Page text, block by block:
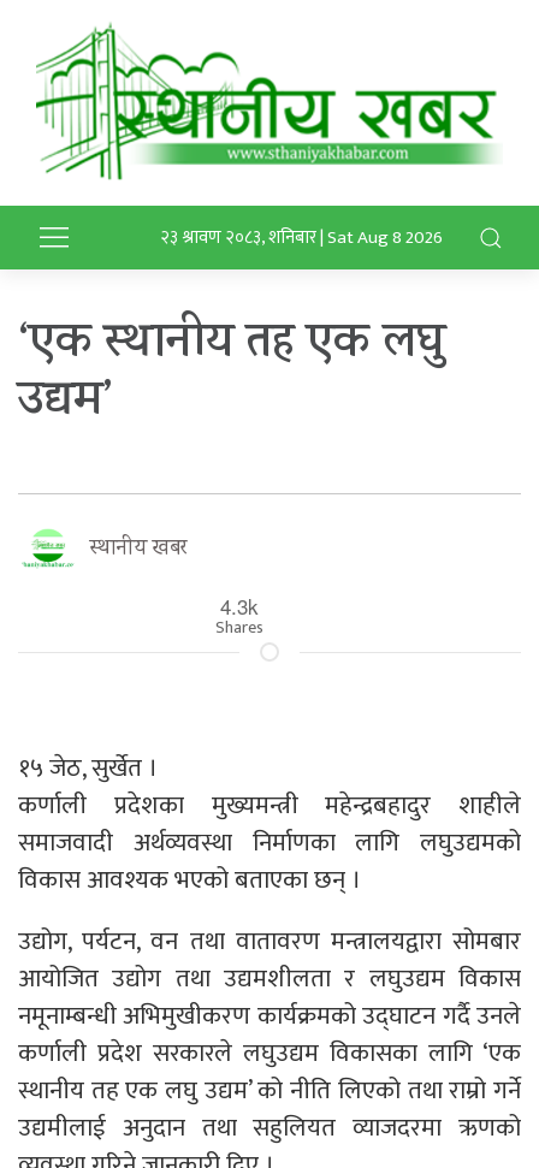
२३ श्रावण २०८३, शनिबार | Sat Aug 8 2026
‘एक स्थानीय तह एक लघु
उद्यम’
स्थानीय खबर
4.3k
Shares
१५ जेठ, सुर्खेत ।
कर्णाली प्रदेशका मुख्यमन्त्री महेन्द्रबहादुर शाहीले
समाजवादी अर्थव्यवस्था निर्माणका लागि लघुउद्यमको
विकास आवश्यक भएको बताएका छन् ।
उद्योग, पर्यटन, वन तथा वातावरण मन्त्रालयद्वारा सोमबार
आयोजित उद्योग तथा उद्यमशीलता र लघुउद्यम विकास
नमूनाम्बन्धी अभिमुखीकरण कार्यक्रमको उद्घाटन गर्दै उनले
कर्णाली प्रदेश सरकारले लघुउद्यम विकासका लागि ‘एक
स्थानीय तह एक लघु उद्यम’ को नीति लिएको तथा राम्रो गर्ने
उद्यमीलाई अनुदान तथा सहुलियत व्याजदरमा ऋणको